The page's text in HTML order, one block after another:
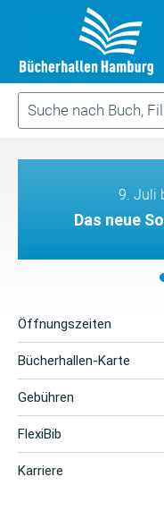
9. Juli
Das neue
Öffnungszeiten
Bücherhallen-Karte
Gebühren
FlexiBib
Karriere